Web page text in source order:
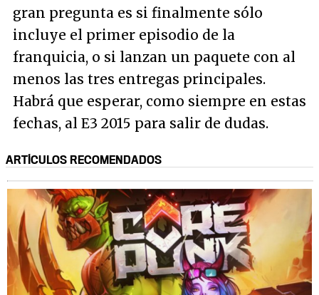
gran pregunta es si finalmente sólo
incluye el primer episodio de la
franquicia, o si lanzan un paquete con al
menos las tres entregas principales.
Habrá que esperar, como siempre en estas
fechas, al E3 2015 para salir de dudas.
ARTÍCULOS RECOMENDADOS